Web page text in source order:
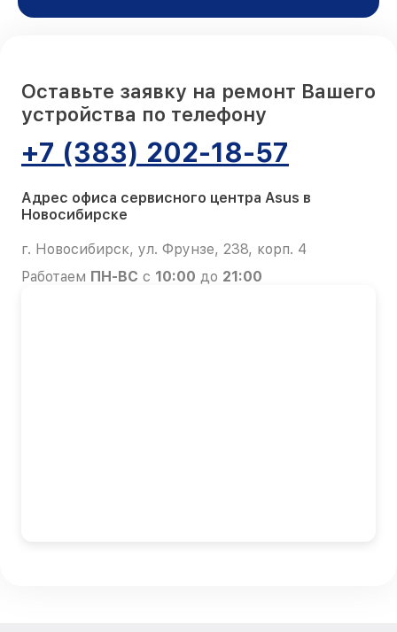
Оставьте заявку на ремонт Вашего
устройства по телефону
+7 (383) 202-18-57
Адрес офиса сервисного центра Asus в
Новосибирске
г. Новосибирск, ул. Фрунзе, 238, корп. 4
Работаем ПН-ВС с 10:00 до 21:00